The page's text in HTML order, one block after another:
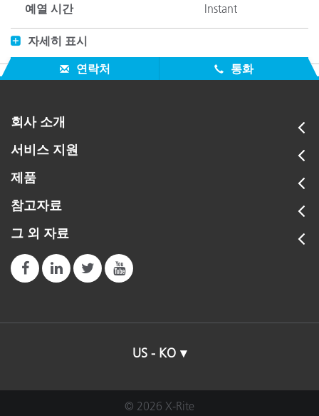
예열 시간 Instant
Judge LED Standard:
Judge LED Plus:
자세히 표시
연락처
통화
회사 소개
서비스 지원
제품
참고자료
그 외 자료
US - KO
© 2026 X-Rite